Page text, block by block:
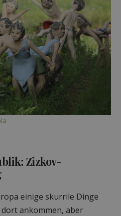
Zizkov-
einige skurrile Dinge
ankommen, aber